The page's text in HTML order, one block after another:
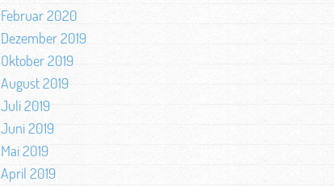
Februar 2020
Dezember 2019
Oktober 2019
August 2019
Juli 2019
Juni 2019
Mai 2019
April 2019